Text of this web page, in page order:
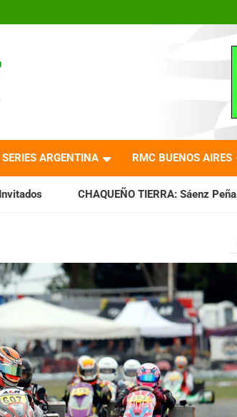
del
ARGENTINA RMC BUENOS AIRES
TIERRA: Sáenz Peña fue sede de la quinta fecha